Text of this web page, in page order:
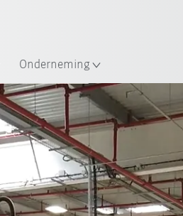
Onderneming